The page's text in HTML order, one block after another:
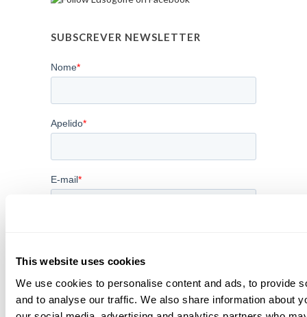
This website uses cookies
We use cookies to personalise content and ads, to provide
and to analyse our traffic. We also share information about
SUBSCREVER NEWSLETTER